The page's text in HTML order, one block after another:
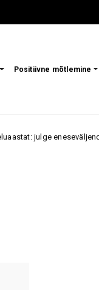
Positiivne mõtlemine
eneseväljendus või